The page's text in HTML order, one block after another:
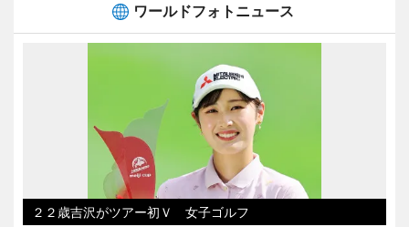
ワールドフォトニュース
２２歳吉沢がツアー初Ｖ 女子ゴルフ